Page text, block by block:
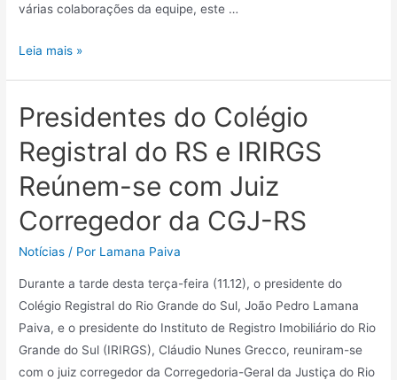
várias colaborações da equipe, este …
Leia mais »
Presidentes do Colégio
Registral do RS e IRIRGS
Reúnem-se com Juiz
Corregedor da CGJ-RS
Notícias / Por Lamana Paiva
Durante a tarde desta terça-feira (11.12), o presidente do
Colégio Registral do Rio Grande do Sul, João Pedro Lamana
Paiva, e o presidente do Instituto de Registro Imobiliário do Rio
Grande do Sul (IRIRGS), Cláudio Nunes Grecco, reuniram-se
com o juiz corregedor da Corregedoria-Geral da Justiça do Rio